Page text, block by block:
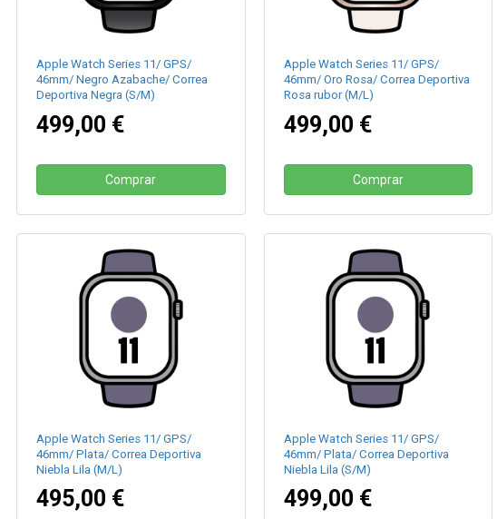
Apple Watch Series 11/ GPS/
46mm/ Negro Azabache/ Correa
Deportiva Negra (S/M)
499,00 €
Comprar
Apple Watch Series 11/ GPS/
46mm/ Oro Rosa/ Correa Deportiva
Rosa rubor (M/L)
499,00 €
Comprar
Apple Watch Series 11/ GPS/
46mm/ Plata/ Correa Deportiva
Niebla Lila (M/L)
495,00 €
Apple Watch Series 11/ GPS/
46mm/ Plata/ Correa Deportiva
Niebla Lila (S/M)
499,00 €